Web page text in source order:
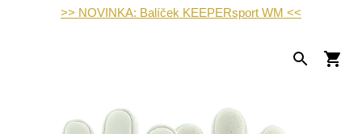
>> NOVINKA: Balíček KEEPERsport WM <<